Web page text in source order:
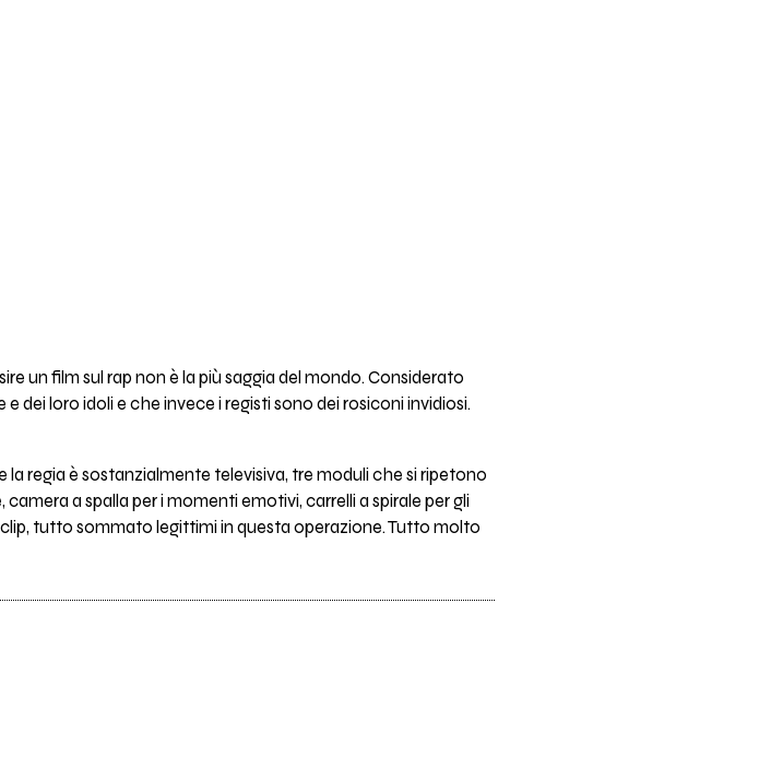
un film sul rap non è la più saggia del mondo. Considerato
dei loro idoli e che invece i registi sono dei rosiconi invidiosi.
regia è sostanzialmente televisiva, tre moduli che si ripetono
a spalla per i momenti emotivi, carrelli a spirale per gli
tutto sommato legittimi in questa operazione. Tutto molto